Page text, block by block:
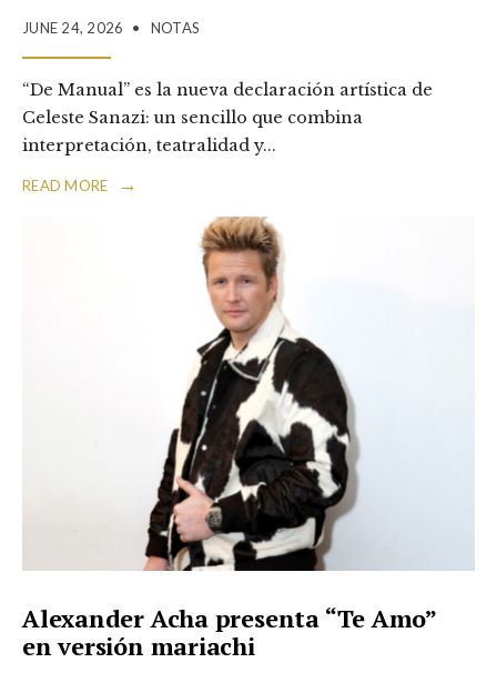
JUNE 24, 2026 • NOTAS
“De Manual” es la nueva declaración artística de
Celeste Sanazi: un sencillo que combina
interpretación, teatralidad y...
READ MORE →
Alexander Acha presenta “Te Amo”
en versión mariachi